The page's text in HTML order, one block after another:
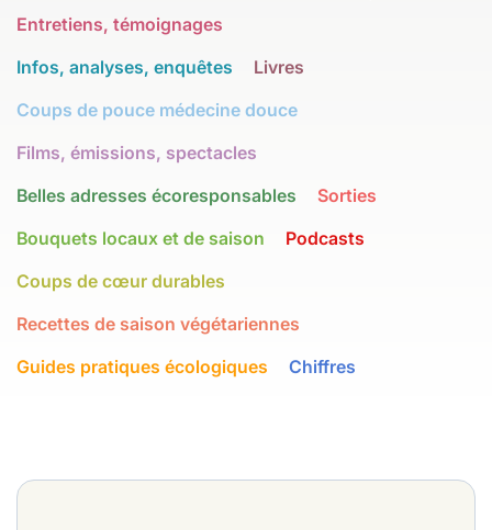
Entretiens, témoignages
Infos, analyses, enquêtes
Livres
Coups de pouce médecine douce
Films, émissions, spectacles
Belles adresses écoresponsables
Sorties
Bouquets locaux et de saison
Podcasts
Coups de cœur durables
Recettes de saison végétariennes
Guides pratiques écologiques
Chiffres